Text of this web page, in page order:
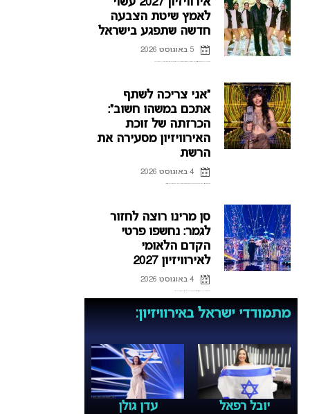
לאמץ שיטת הצבעה
חדשה שתפגע בישראל
5 באוגוסט 2026
“אני צריכה לשתף
אתכם במשהו חשוב”:
הכרזתה של זוכת
האירוויזיון מסעירה את
הרשת
4 באוגוסט 2026
סן מרינו רוצה לחזור
לגמר: נחשפו פרטי
הקדם הלאומי
לאירוויזיון 2027
4 באוגוסט 2026
מתמודדי ישראל באירוויזיון:
יובל רפאל עדן גולן